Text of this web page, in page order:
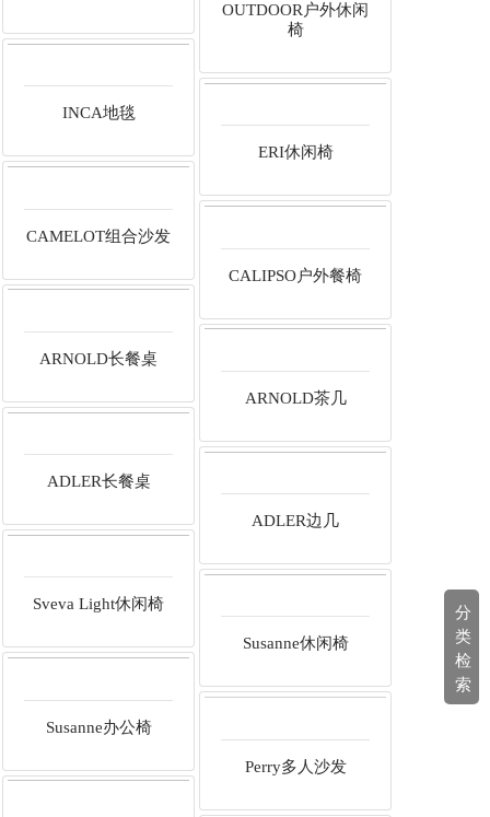
分
类
检
索
OUTDOOR户外休闲
椅
INCA地毯
ERI休闲椅
CAMELOT组合沙发
CALIPSO户外餐椅
ARNOLD长餐桌
ARNOLD茶几
ADLER长餐桌
ADLER边几
Sveva Light休闲椅
Susanne休闲椅
Susanne办公椅
Perry多人沙发